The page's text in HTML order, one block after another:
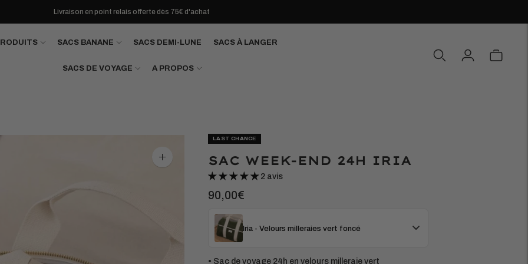
Livraison en point relais offerte dès 75€ d'achat
SACS BANANE SACS DEMI-LUNE SACS À LANGER
SACS DE VOYAGE A PROPOS
Agrandir
l'image
LAST CHANCE
SAC WEEK-END 24H IRIA
2 avis
90,00€
Iria - Velours milleraies vert foncé
• Sac de voyage 24h en velours milleraie vert